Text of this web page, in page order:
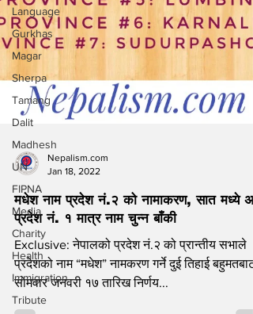
Language
Gurkhas
Magar
Sherpa
Tamang
Dalit
Madhesh
UN
FIPNA
Media
Charity
Health
Immigration
Tribute
Jan 18, 2022
मधेश नाम प्रदेश नं.२ को नामाकरण, सात मध्ये अब
प्रदेश नं. १ मात्र नाम चुन्न बाँकी
Exclusive: नेपालको प्रदेश नं.२ को प्रान्तीय सभाले
प्रदेशको नाम “मधेश” नामकरण गर्ने दुई तिहाई बहुमतबाट
सोमवार जनवरी १७ तारिख निर्णय...